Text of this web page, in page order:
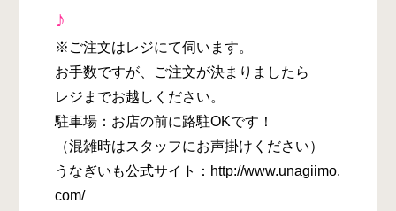
♪
※ご注文はレジにて伺います。
お手数ですが、ご注文が決まりましたら
レジまでお越しください。
駐車場：お店の前に路駐OKです！
（混雑時はスタッフにお声掛けください）
うなぎいも公式サイト：http://www.unagiimo.
com/